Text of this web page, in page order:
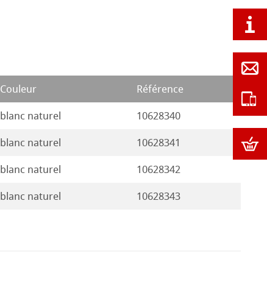
Couleur Référence
blanc naturel 10628340
blanc naturel 10628341
blanc naturel 10628342
blanc naturel 10628343